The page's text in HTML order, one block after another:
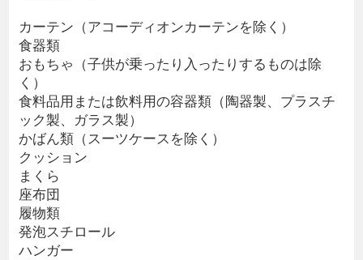
カーテン（アコーディオンカーテンを除く）
食器類
おもちゃ（子供が乗ったり入ったりするものは除
く）
食料品用または飲料用の容器類（陶器製、プラスチ
ック製、ガラス製）
かばん類（スーツケースを除く）
クッション
まくら
座布団
履物類
発泡スチロール
ハンガー